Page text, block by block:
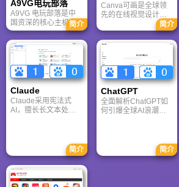
A9VG电玩部落
A9VG 电玩部落是中
国资深的核心主机游
戏玩家社区。网站以
论坛为核心，提供全
面的主机游戏资讯、
攻略和资料库，覆盖
PlayStation、Xbox、
Switch 等全平台。凭
借其深厚的历史积淀
和活跃的用户群体，
A9VG 成为硬核玩家
交流心得、分享攻略
简介
Canva可画是全球领
先的在线视觉设计平
台，内置AI“魔力工作
室”，提供海量正版模
板与素材。无论是自
媒体封面、企业海报
还是PPT，零基础用
户也能轻松实现专业
级创作，让设计触手
可及。
简介
Claude
Claude采用宪法式
AI，擅长长文本处理
快速迭代上占优。两
者定位不同，各有千
秋。
简介
ChatGPT‌
全面解析ChatGPT如
何引爆全球AI浪潮！
看懂大语言模型如何
重塑未来。
简介